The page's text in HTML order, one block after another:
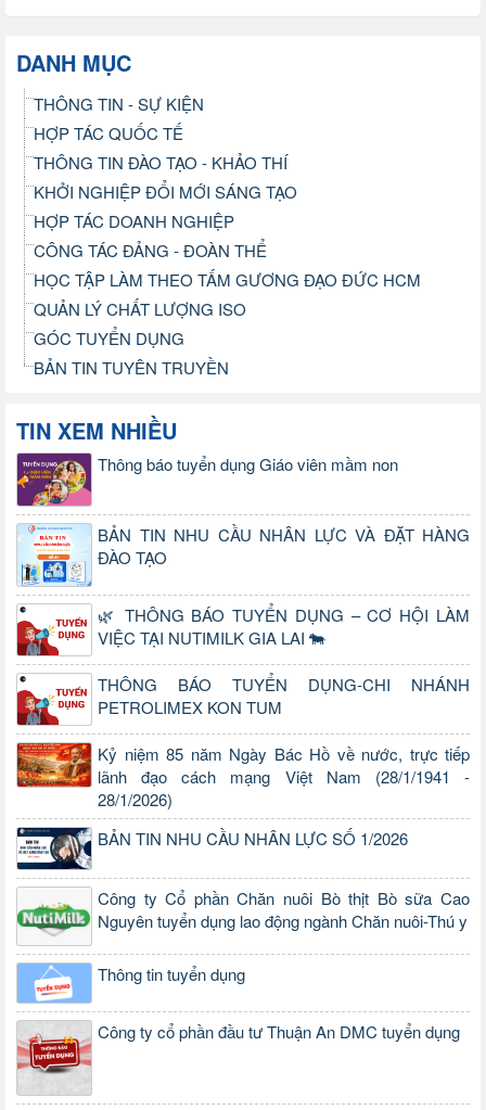
DANH MỤC
THÔNG TIN - SỰ KIỆN
HỢP TÁC QUỐC TẾ
THÔNG TIN ĐÀO TẠO - KHẢO THÍ
KHỞI NGHIỆP ĐỔI MỚI SÁNG TẠO
HỢP TÁC DOANH NGHIỆP
CÔNG TÁC ĐẢNG - ĐOÀN THỂ
HỌC TẬP LÀM THEO TẤM GƯƠNG ĐẠO ĐỨC HCM
QUẢN LÝ CHẤT LƯỢNG ISO
GÓC TUYỂN DỤNG
BẢN TIN TUYÊN TRUYỀN
TIN XEM NHIỀU
Thông báo tuyển dụng Giáo viên mầm non
BẢN TIN NHU CẦU NHÂN LỰC VÀ ĐẶT HÀNG
ĐÀO TẠO
🌿 THÔNG BÁO TUYỂN DỤNG – CƠ HỘI LÀM
VIỆC TẠI NUTIMILK GIA LAI 🐄
THÔNG BÁO TUYỂN DỤNG-CHI NHÁNH
PETROLIMEX KON TUM
Kỷ niệm 85 năm Ngày Bác Hồ về nước, trực tiếp
lãnh đạo cách mạng Việt Nam (28/1/1941 -
28/1/2026)
BẢN TIN NHU CẦU NHÂN LỰC SỐ 1/2026
Công ty Cổ phần Chăn nuôi Bò thịt Bò sữa Cao
Nguyên tuyển dụng lao động ngành Chăn nuôi-Thú y
Thông tin tuyển dụng
Công ty cổ phần đầu tư Thuận An DMC tuyển dụng